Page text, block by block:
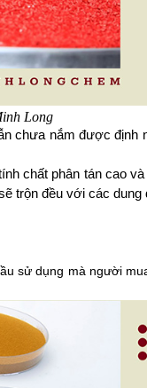
Long
chưa nắm được định
chất phân tán cao
trộn đều với các dung
sử dụng mà người